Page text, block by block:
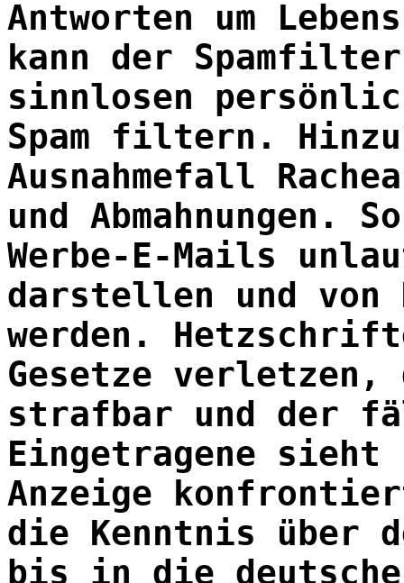
Antworten um
kann der
sinnlosen
Spam filtern. Hinzu
Ausnahmefall
und Abmahnungen.
Werbe-E-Mails
darstellen und von
werden.
Gesetze verletzen,
strafbar und der
Eingetragene
Anzeige
die Kenntnis über
bis in die